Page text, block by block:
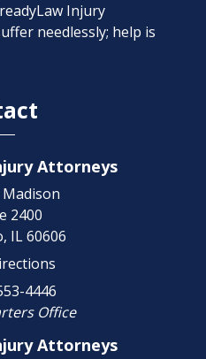
Injury
needlessly; help is
Attorneys
Madison
2400
IL 60606
4446
Office
Attorneys